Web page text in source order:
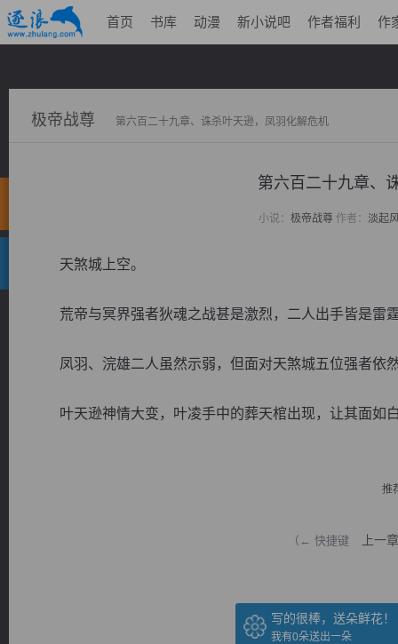
首页 书库 动漫 新小说吧 作者福利 作
极帝战尊 第六百二十九章、诛杀叶天逊，凤羽化解危机
第六百二十九章
小说： 极帝战尊作者： 淡起
天煞城上空。
荒帝与冥界强者狄魂之战甚是激烈，二人出手皆是雷
凤羽、浣雄二人虽然示弱，但面对天煞城五位强者依
叶天逊神情大变，叶凌手中的葬天棺出现，让其面如
推
（← 快捷键 上一章
写的很棒，送朵鲜花！
我有0朵送出一朵